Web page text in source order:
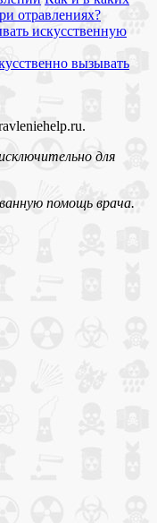
отравлениях?
вызывать
для
помощь врача.